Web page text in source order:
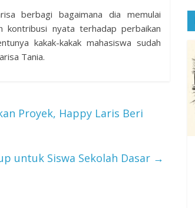
berbagi bagaimana dia memulai
kontribusi nyata terhadap perbaikan
kakak-kakak mahasiswa sudah
Tania.
Proyek, Happy Laris Beri
untuk Siswa Sekolah Dasar →